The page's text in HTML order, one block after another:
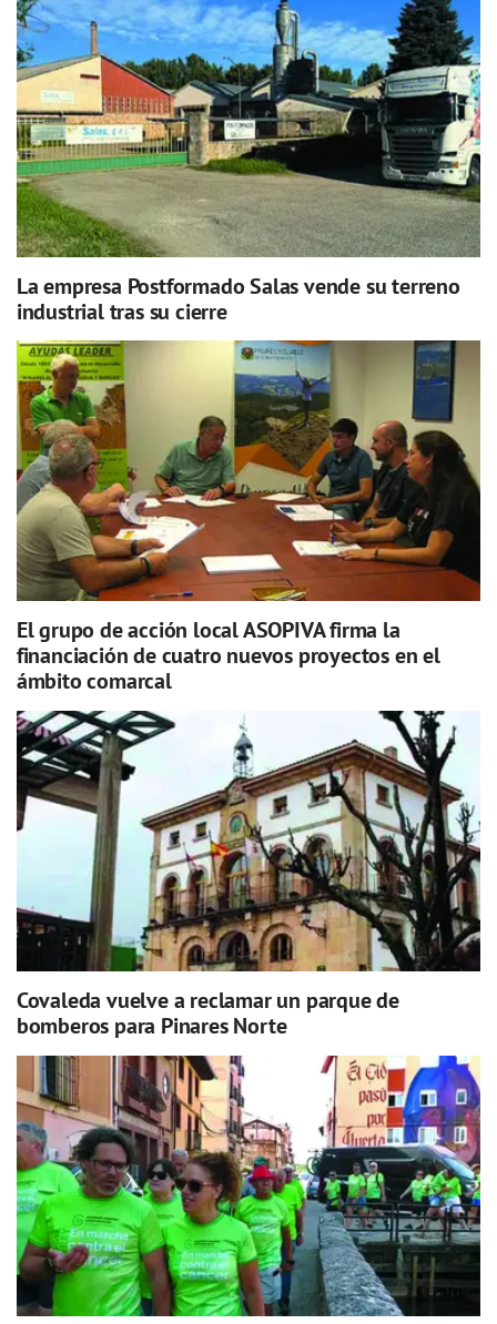
La empresa Postformado Salas vende su terreno
industrial tras su cierre
El grupo de acción local ASOPIVA firma la
financiación de cuatro nuevos proyectos en el
ámbito comarcal
Covaleda vuelve a reclamar un parque de
bomberos para Pinares Norte